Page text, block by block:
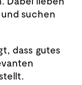
suchen
dass gutes